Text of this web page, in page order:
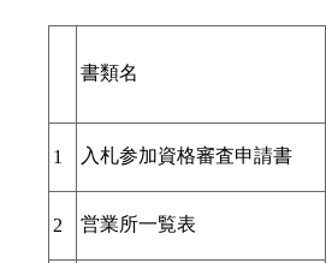
書類名
1 入札参加資格審査申請書
2 営業所一覧表